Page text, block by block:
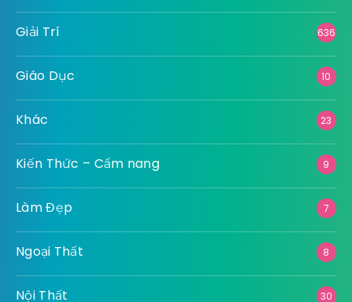
Giải Trí 636
Giáo Dục 10
Khác 23
Kiến Thức – Cẩm nang 9
Làm Đẹp 7
Ngoại Thất 8
Nội Thất 30